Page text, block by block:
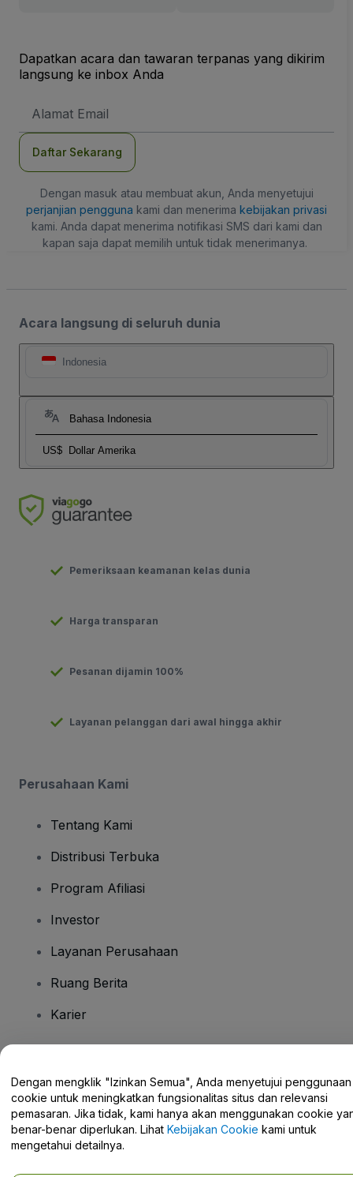
Dapatkan acara dan tawaran terpanas yang dikirim
langsung ke inbox Anda
Email
Daftar Sekarang
Dengan masuk atau membuat akun, Anda menyetujui
perjanjian pengguna kami dan menerima kebijakan privasi
kami. Anda dapat menerima notifikasi SMS dari kami dan
kapan saja dapat memilih untuk tidak menerimanya.
Acara langsung di seluruh dunia
Indonesia
Bahasa Indonesia
US$ Dollar Amerika
Pemeriksaan keamanan kelas dunia
Harga transparan
Pesanan dijamin 100%
Layanan pelanggan dari awal hingga akhir
Perusahaan Kami
Tentang Kami
Distribusi Terbuka
Program Afiliasi
Investor
Layanan Perusahaan
Ruang Berita
Karier
Pusat Bantuan / Hubungi Kami
Dengan mengklik "Izinkan Semua", Anda menyetujui penggunaan
cookie untuk meningkatkan fungsionalitas situs dan relevansi
pemasaran. Jika tidak, kami hanya akan menggunakan cookie
benar-benar diperlukan. Lihat Kebijakan Cookie kami untuk
mengetahui detailnya.